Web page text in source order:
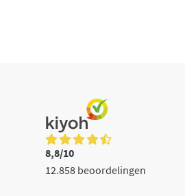
8,8/10
12.858 beoordelingen